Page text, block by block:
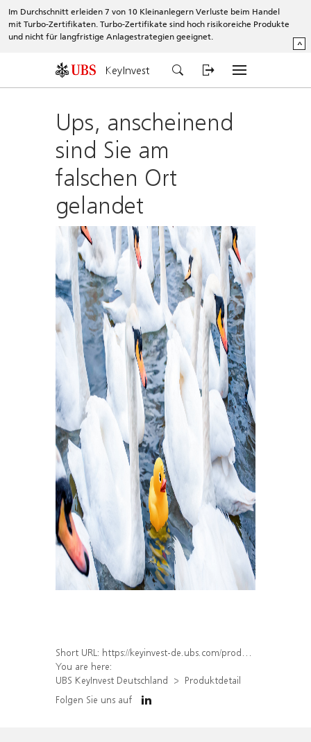
Im Durchschnitt erleiden 7 von 10 Kleinanlegern Verluste beim Handel
mit Turbo-Zertifikaten. Turbo-Zertifikate sind hoch risikoreiche Produkte
und nicht für langfristige Anlagestrategien geeignet.
^
KeyInvest
Ups, anscheinend
sind Sie am
falschen Ort
gelandet
Short URL: https://keyinvest-de.ubs.com/produkt/detail/index/isin/DE000WA3JYS8
You are here:
UBS KeyInvest Deutschland
Produktdetail
Folgen Sie uns auf